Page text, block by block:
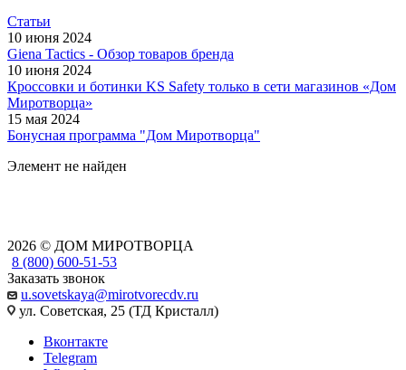
Статьи
10 июня 2024
Giena Tactics - Обзор товаров бренда
10 июня 2024
Кроссовки и ботинки KS Safety только в сети магазинов «Дом
Миротворца»
15 мая 2024
Бонусная программа "Дом Миротворца"
Элемент не найден
2026 © ДОМ МИРОТВОРЦА
8 (800) 600-51-53
Заказать звонок
u.sovetskaya@mirotvorecdv.ru
ул. Советская, 25 (ТД Кристалл)
Вконтакте
Telegram